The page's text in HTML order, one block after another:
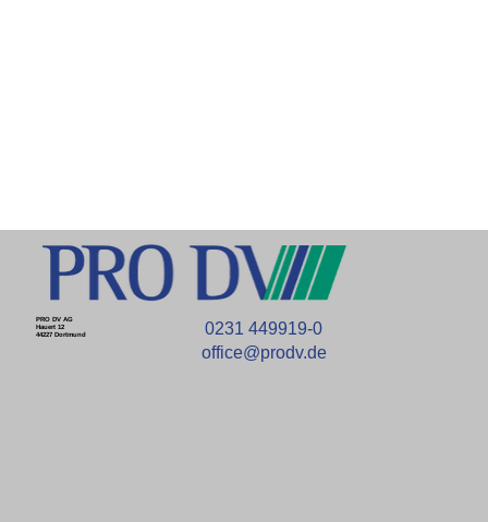
PRO DV AG
Hauert 12
44227 Dortmund
0231 449919-0
office@prodv.de